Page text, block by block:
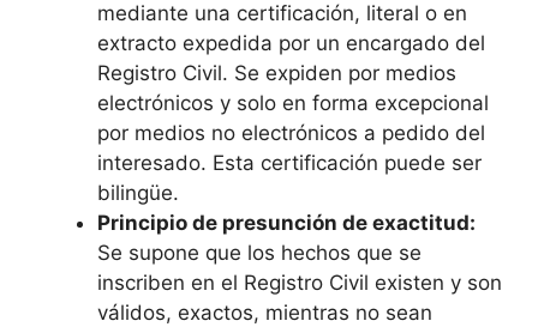
mediante una certificación, literal o en
extracto expedida por un encargado del
Registro Civil. Se expiden por medios
electrónicos y solo en forma excepcional
por medios no electrónicos a pedido del
interesado. Esta certificación puede ser
bilingüe.
Principio de presunción de exactitud:
Se supone que los hechos que se
inscriben en el Registro Civil existen y son
válidos, exactos, mientras no sean